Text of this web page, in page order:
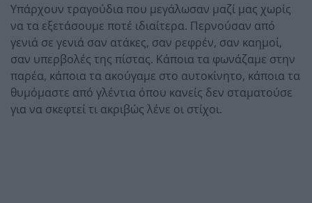
Υπάρχουν τραγούδια που μεγάλωσαν μαζί μας χωρίς
να τα εξετάσουμε ποτέ ιδιαίτερα. Περνούσαν από
γενιά σε γενιά σαν ατάκες, σαν ρεφρέν, σαν καημοί,
σαν υπερβολές της πίστας. Κάποια τα φωνάζαμε στην
παρέα, κάποια τα ακούγαμε στο αυτοκίνητο, κάποια τα
θυμόμαστε από γλέντια όπου κανείς δεν σταματούσε
για να σκεφτεί τι ακριβώς λένε οι στίχοι.